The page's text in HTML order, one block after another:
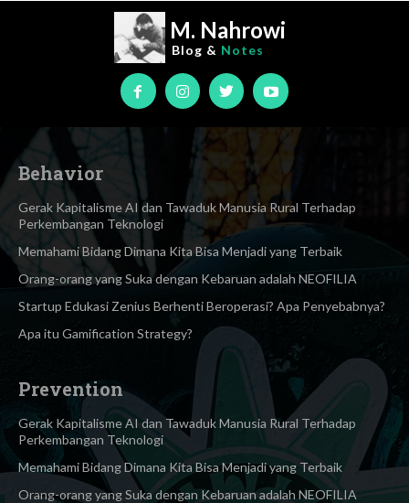
M. Nahrowi
Blog & Notes
Behavior
Gerak Kapitalisme AI dan Tawaduk Manusia Rural Terhadap
Perkembangan Teknologi
Memahami Bidang Dimana Kita Bisa Menjadi yang Terbaik
Orang-orang yang Suka dengan Kebaruan adalah NEOFILIA
Startup Edukasi Zenius Berhenti Beroperasi? Apa Penyebabnya?
Apa itu Gamification Strategy?
Prevention
Gerak Kapitalisme AI dan Tawaduk Manusia Rural Terhadap
Perkembangan Teknologi
Memahami Bidang Dimana Kita Bisa Menjadi yang Terbaik
Orang-orang yang Suka dengan Kebaruan adalah NEOFILIA